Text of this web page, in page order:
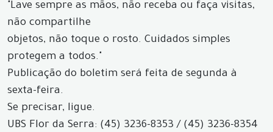
"Lave sempre as mãos, não receba ou faça visitas,
não compartilhe
objetos, não toque o rosto. Cuidados simples
protegem a todos."
Publicação do boletim será feita de segunda à
sexta-feira.
Se precisar, ligue.
UBS Flor da Serra: (45) 3236-8353 / (45) 3236-8354